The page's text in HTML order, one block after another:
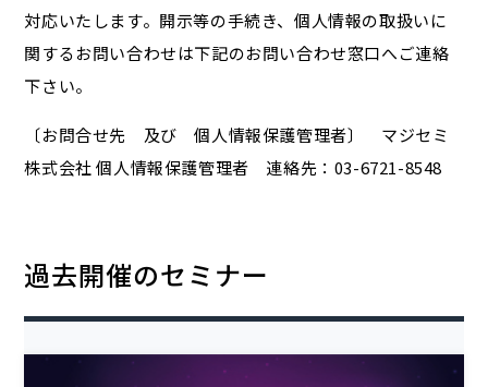
対応いたします。開示等の手続き、個人情報の取扱いに
関するお問い合わせは下記のお問い合わせ窓口へご連絡
下さい。
〔お問合せ先 及び 個人情報保護管理者〕 マジセミ
株式会社 個人情報保護管理者 連絡先：03-6721-8548
過去開催のセミナー